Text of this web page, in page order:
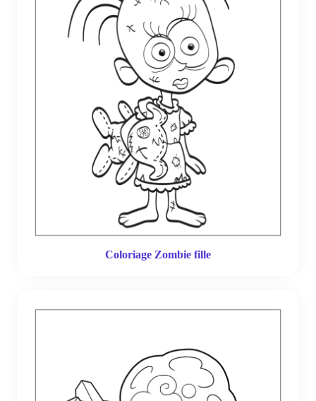
Coloriage Zombie fille